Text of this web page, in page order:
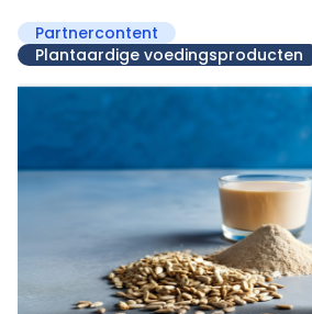
Partnercontent
Plantaardige voedingsproducten